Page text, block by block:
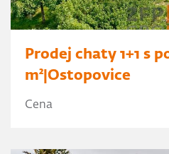
Prodej chaty 1+1 s
m²|Ostopovice
Cena